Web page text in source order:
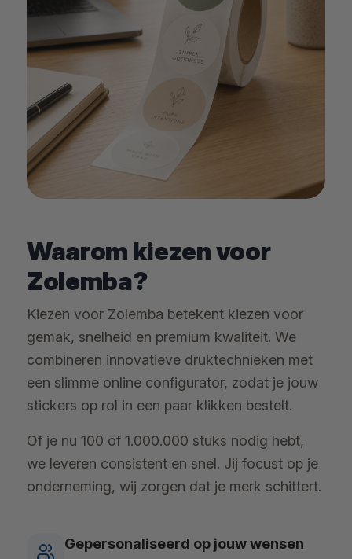
Waarom kiezen voor
Zolemba?
Kiezen voor Zolemba betekent kiezen voor
gemak, snelheid en premium kwaliteit. We
combineren innovatieve druktechnieken met
een slimme online configurator, zodat je jouw
stickers op rol in een paar klikken bestelt.
Of je nu 100 of 1.000.000 stuks nodig hebt,
we leveren consistent en snel. Jij focust op je
onderneming, wij zorgen dat je merk schittert.
Gepersonaliseerd op jouw wensen